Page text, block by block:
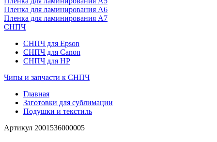
Пленка для ламинирования А6
Пленка для ламинирования А7
СНПЧ
СНПЧ для Epson
СНПЧ для Canon
СНПЧ для HP
Чипы и запчасти к СНПЧ
Главная
Заготовки для сублимации
Подушки и текстиль
Артикул 2001536000005